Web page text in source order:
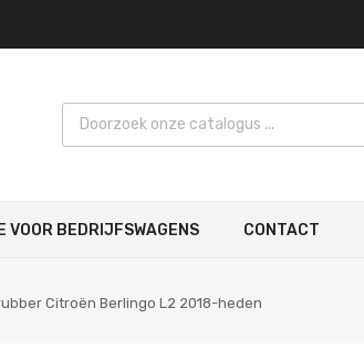
Products search
VOOR BEDRIJFSWAGENS CONTACT
Citroën Berlingo L2 2018-heden